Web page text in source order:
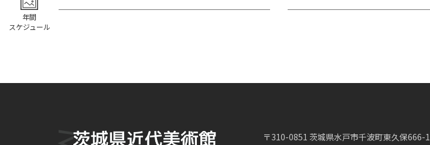
年間
スケジュール
〒310-0851 茨城県水戸市千波町東久保666-1